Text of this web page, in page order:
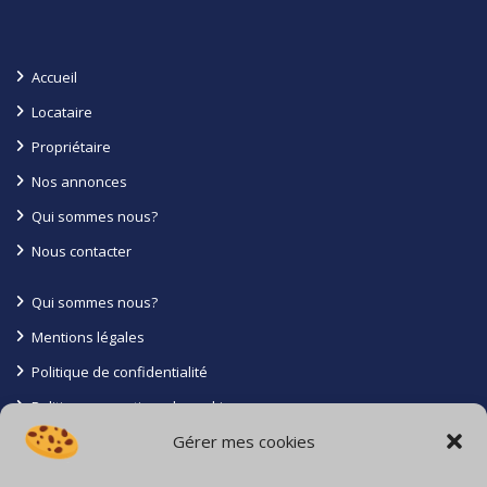
Gérer mes cookies
Accueil
Locataire
Propriétaire
Nos annonces
Qui sommes nous?
Nous contacter
Qui sommes nous?
Mentions légales
Politique de confidentialité
Politique en matiere de cookies
Conditions générales